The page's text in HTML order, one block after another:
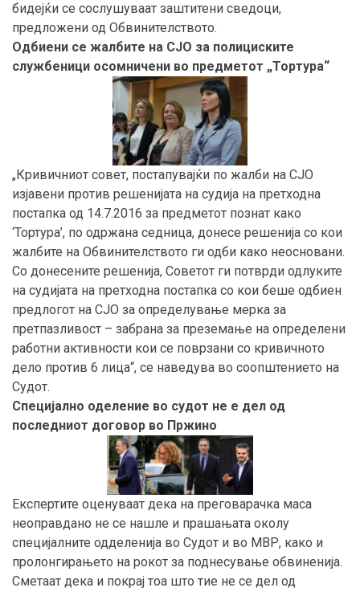
бидејќи се сослушуваат заштитени сведоци,
предложени од Обвинителството.
Одбиени се жалбите на СЈО за полициските
службеници осомничени во предметот „Тортура“
„Кривичниот совет, постапувајќи по жалби на СЈО
изјавени против решенијата на судија на претходна
постапка од 14.7.2016 за предметот познат како
‘Тортура’, по одржана седница, донесе решенија со кои
жалбите на Обвинителството ги одби како неосновани.
Со донесените решенија, Советот ги потврди одлуките
на судијата на претходна постапка со кои беше одбиен
предлогот на СЈО за определување мерка за
претпазливост – забрана за преземање на определени
работни активности кои се поврзани со кривичното
дело против 6 лица“, се наведува во соопштението на
Судот.
Специјално оделение во судот не е дел од
последниот договор во Пржино
Експертите оценуваат дека на преговарачка маса
неоправдано не се нашле и прашањата околу
специјалните одделенија во Судот и во МВР, како и
пролонгирањето на рокот за поднесување обвиненија.
Сметаат дека и покрај тоа што тие не се дел од